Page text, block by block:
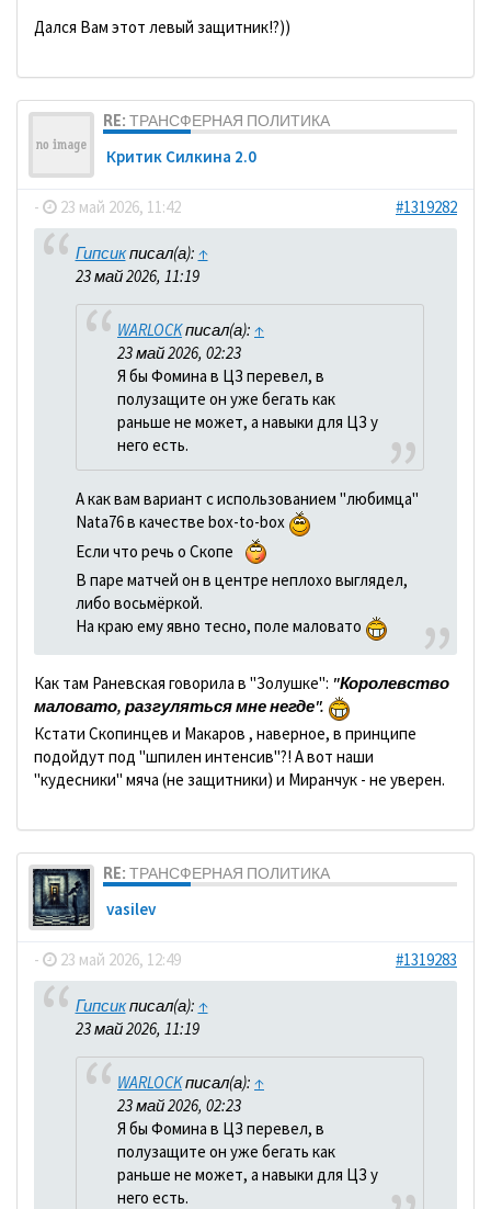
Дался Вам этот левый защитник!?))
RE: ТРАНСФЕРНАЯ ПОЛИТИКА
Критик Силкина 2.0
- 23 май 2026, 11:42 #1319282
Гипсикписал(а): ↑
23 май 2026, 11:19
WARLOCKписал(а): ↑
23 май 2026, 02:23
Я бы Фомина в ЦЗ перевел, в
полузащите он уже бегать как
раньше не может, а навыки для ЦЗ у
него есть.
А как вам вариант с использованием "любимца"
Nata76 в качестве box-to-box
Если что речь о Скопе
В паре матчей он в центре неплохо выглядел,
либо восьмёркой.
На краю ему явно тесно, поле маловато
Как там Раневская говорила в "Золушке": "Королевство
маловато, разгуляться мне негде".
Кстати Скопинцев и Макаров , наверное, в принципе
подойдут под "шпилен интенсив"?! А вот наши
"кудесники" мяча (не защитники) и Миранчук - не уверен.
RE: ТРАНСФЕРНАЯ ПОЛИТИКА
vasilev
- 23 май 2026, 12:49 #1319283
Гипсикписал(а): ↑
23 май 2026, 11:19
WARLOCKписал(а): ↑
23 май 2026, 02:23
Я бы Фомина в ЦЗ перевел, в
полузащите он уже бегать как
раньше не может, а навыки для ЦЗ у
него есть.